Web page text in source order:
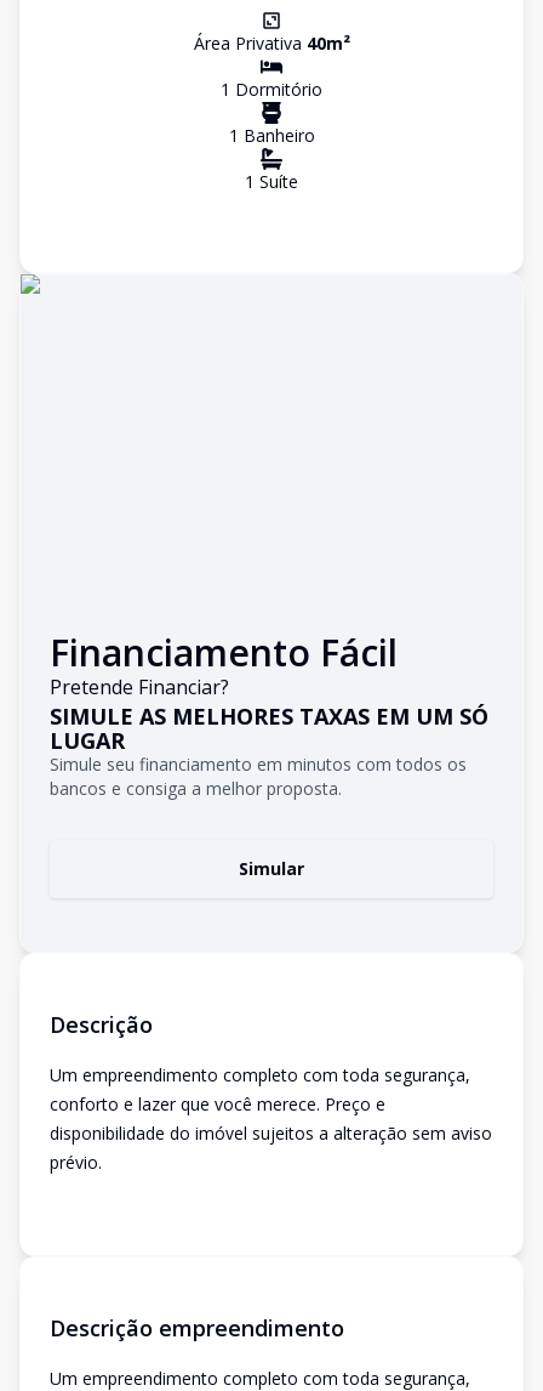
Área Privativa 40m²
1 Dormitório
1 Banheiro
1 Suíte
Financiamento Fácil
Pretende Financiar?
SIMULE AS MELHORES TAXAS EM UM SÓ
LUGAR
Simule seu financiamento em minutos com todos os
bancos e consiga a melhor proposta.
Simular
Descrição
Um empreendimento completo com toda segurança,
conforto e lazer que você merece. Preço e
disponibilidade do imóvel sujeitos a alteração sem aviso
prévio.
Descrição empreendimento
Um empreendimento completo com toda segurança,